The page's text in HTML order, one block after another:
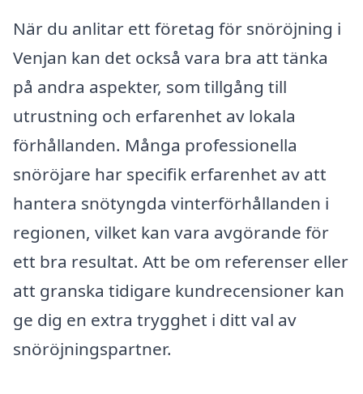
När du anlitar ett företag för snöröjning i
Venjan kan det också vara bra att tänka
på andra aspekter, som tillgång till
utrustning och erfarenhet av lokala
förhållanden. Många professionella
snöröjare har specifik erfarenhet av att
hantera snötyngda vinterförhållanden i
regionen, vilket kan vara avgörande för
ett bra resultat. Att be om referenser eller
att granska tidigare kundrecensioner kan
ge dig en extra trygghet i ditt val av
snöröjningspartner.